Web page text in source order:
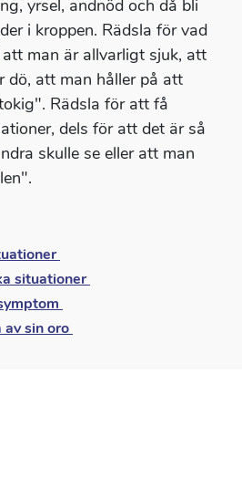
yrsel, andnöd och då bli
i kroppen. Rädsla för vad
man är allvarligt sjuk, att
dö, att man håller på att
Rädsla för att få
dels för att det är så
skulle se eller att man
situationer
av sin oro